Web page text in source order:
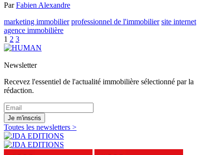
ParFabien Alexandre
marketing immobilier professionnel de l'immobilier site internet
agence immobilière
1 2 3
Newsletter
Recevez l'essentiel de l'actualité immobilière sélectionné par la
rédaction.
Je m'inscris
Toutes les newsletters >